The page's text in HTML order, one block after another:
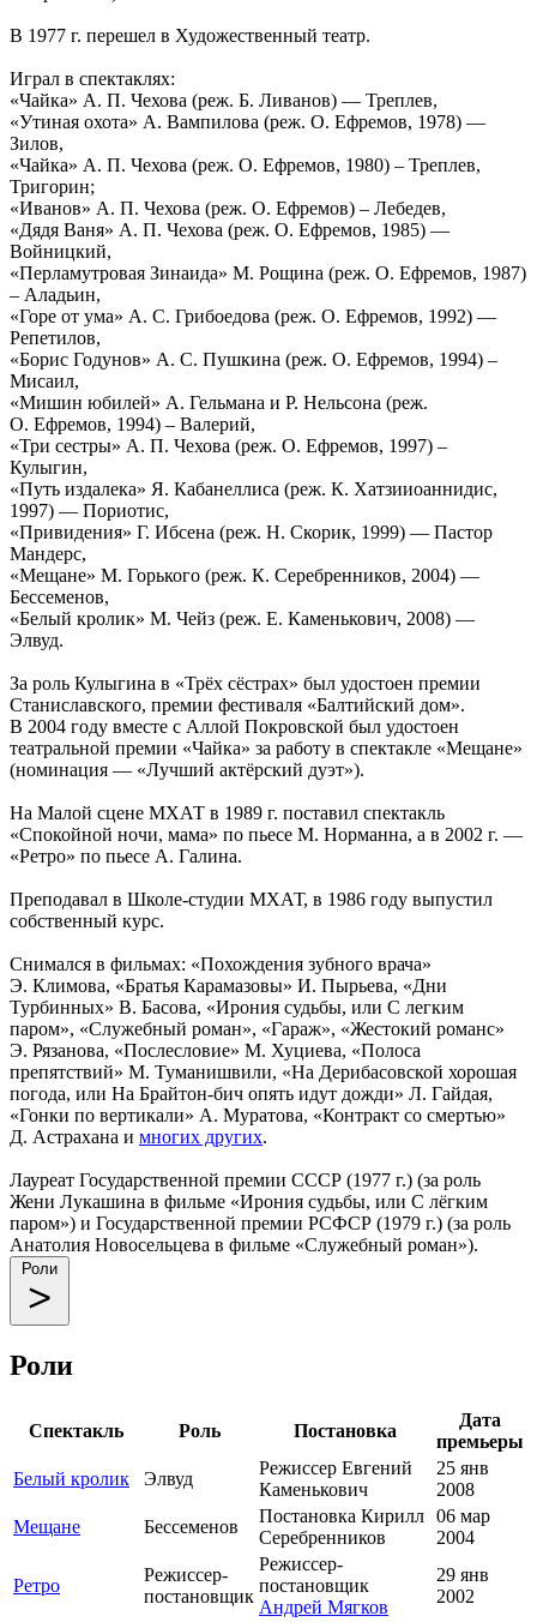
В 1977 г. перешел в Художественный театр.
Играл в спектаклях:
«Чайка» А. П. Чехова (реж. Б. Ливанов) — Треплев,
«Утиная охота» А. Вампилова (реж. О. Ефремов, 1978) —
Зилов,
«Чайка» А. П. Чехова (реж. О. Ефремов, 1980) – Треплев,
Тригорин;
«Иванов» А. П. Чехова (реж. О. Ефремов) – Лебедев,
«Дядя Ваня» А. П. Чехова (реж. О. Ефремов, 1985) —
Войницкий,
«Перламутровая Зинаида» М. Рощина (реж. О. Ефремов, 1987)
– Аладьин,
«Горе от ума» А. С. Грибоедова (реж. О. Ефремов, 1992) —
Репетилов,
«Борис Годунов» А. С. Пушкина (реж. О. Ефремов, 1994) –
Мисаил,
«Мишин юбилей» А. Гельмана и Р. Нельсона (реж.
О. Ефремов, 1994) – Валерий,
«Три сестры» А. П. Чехова (реж. О. Ефремов, 1997) –
Кулыгин,
«Путь издалека» Я. Кабанеллиса (реж. К. Хатзииоаннидис,
1997) — Пориотис,
«Привидения» Г. Ибсена (реж. Н. Скорик, 1999) — Пастор
Мандерс,
«Мещане» М. Горького (реж. К. Серебренников, 2004) —
Бессеменов,
«Белый кролик» М. Чейз (реж. Е. Каменькович, 2008) —
Элвуд.
За роль Кулыгина в «Трёх сёстрах» был удостоен премии
Станиславского, премии фестиваля «Балтийский дом».
В 2004 году вместе с Аллой Покровской был удостоен
театральной премии «Чайка» за работу в спектакле «Мещане»
(номинация — «Лучший актёрский дуэт»).
На Малой сцене МХАТ в 1989 г. поставил спектакль
«Спокойной ночи, мама» по пьесе М. Норманна, а в 2002 г. —
«Ретро» по пьесе А. Галина.
Преподавал в Школе-студии МХАТ, в 1986 году выпустил
собственный курс.
Снимался в фильмах: «Похождения зубного врача»
Э. Климова, «Братья Карамазовы» И. Пырьева, «Дни
Турбинных» В. Басова, «Ирония судьбы, или С легким
паром», «Служебный роман», «Гараж», «Жестокий романс»
Э. Рязанова, «Послесловие» М. Хуциева, «Полоса
препятствий» М. Туманишвили, «На Дерибасовской хорошая
погода, или На Брайтон-бич опять идут дожди» Л. Гайдая,
«Гонки по вертикали» А. Муратова, «Контракт со смертью»
Д. Астрахана и многих других.
Лауреат Государственной премии СССР (1977 г.) (за роль
Жени Лукашина в фильме «Ирония судьбы, или С лёгким
паром») и Государственной премии РСФСР (1979 г.) (за роль
Анатолия Новосельцева в фильме «Служебный роман»).
Роли
Роли
Спектакль Роль Постановка
Дата
премьеры
Белый кролик
Элвуд
Режиссер Евгений
Каменькович
25 янв
2008
Мещане
Бессеменов
Постановка Кирилл
Серебренников
06 мар
2004
Ретро
Режиссер-
постановщик
Режиссер-
постановщик
Андрей Мягков
29 янв
2002